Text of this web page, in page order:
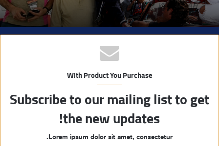
With Product You Purchase
Subscribe to our mailing list to get
the new updates!
Lorem ipsum dolor sit amet, consectetur.